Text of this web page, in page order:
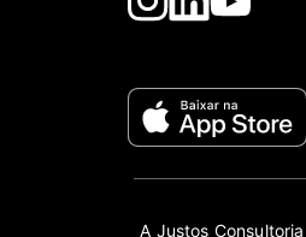
A Justos